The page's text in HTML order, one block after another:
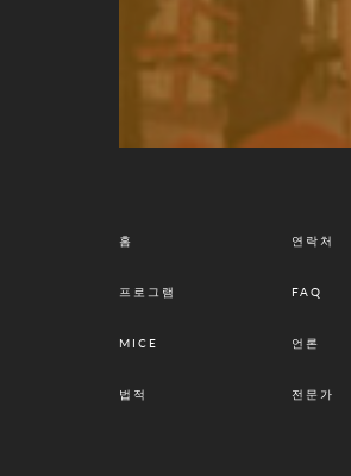
홈
프로그램
MICE
법적
연락처
FAQ
언론
전문가